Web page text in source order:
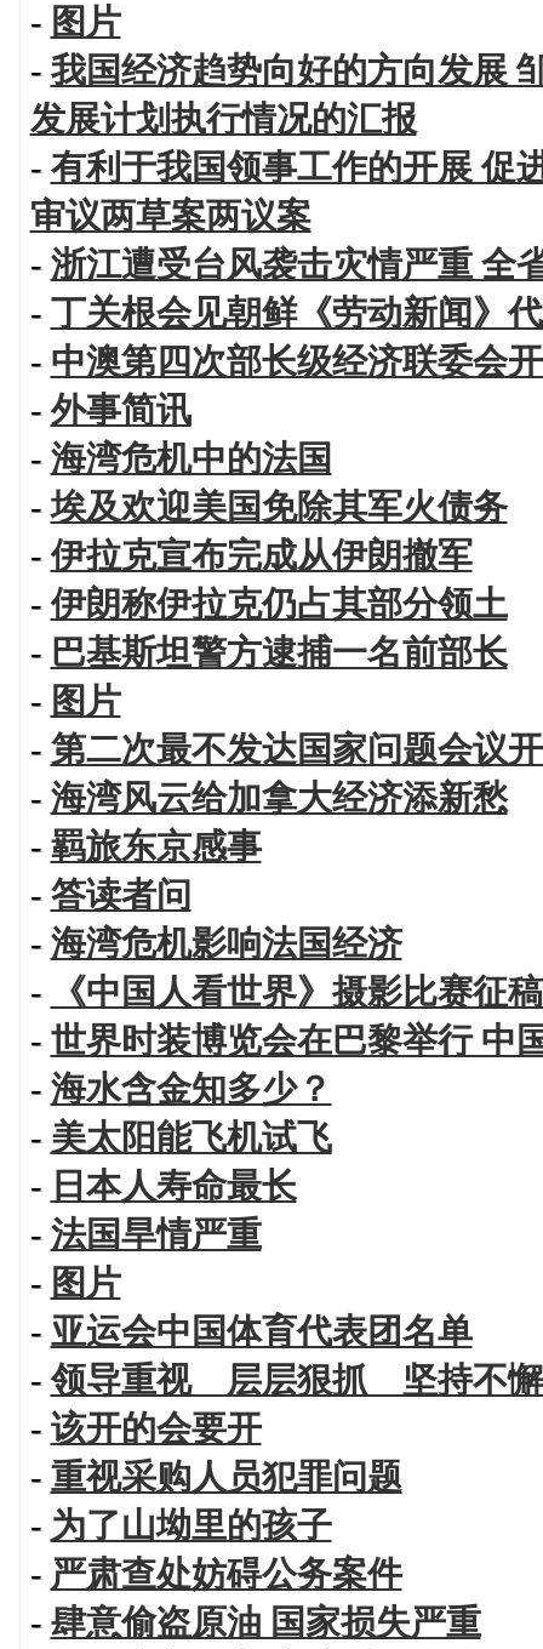
- 图片
- 我国经济趋势向好的方向发展
发展计划执行情况的汇报
- 有利于我国领事工作的开展 促
审议两草案两议案
- 浙江遭受台风袭击灾情严重 全
- 丁关根会见朝鲜《劳动新闻》
- 中澳第四次部长级经济联委会
- 外事简讯
- 海湾危机中的法国
-埃及欢迎美国免除其军火债务
-伊拉克宣布完成从伊朗撤军
-伊朗称伊拉克仍占其部分领土
- 巴基斯坦警方逮捕一名前部长
- 图片
- 第二次最不发达国家问题会议
- 海湾风云给加拿大经济添新愁
- 羁旅东京感事
- 答读者问
- 海湾危机影响法国经济
-
《中国人看世界》摄影比赛征
- 世界时装博览会在巴黎举行 中
- 海水含金知多少？
- 美太阳能飞机试飞
- 日本人寿命最长
- 法国旱情严重
- 图片
- 亚运会中国体育代表团名单
-领导重视 层层狠抓 坚持不
- 该开的会要开
- 重视采购人员犯罪问题
- 为了山坳里的孩子
- 严肃查处妨碍公务案件
- 肆意偷盗原油 国家损失严重